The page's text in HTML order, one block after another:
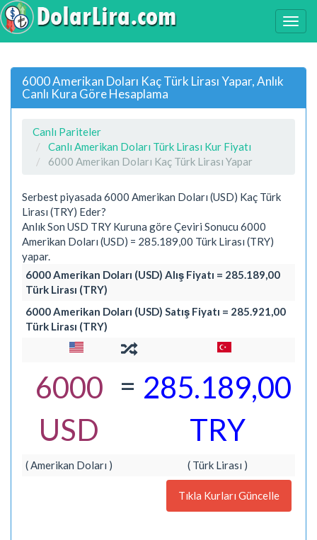
6000 Amerikan Doları Kaç Türk Lirası Yapar, Anlık
Canlı Kura Göre Hesaplama
Canlı Pariteler
Canlı Amerikan Doları Türk Lirası Kur Fiyatı
6000 Amerikan Doları Kaç Türk Lirası Yapar
Serbest piyasada 6000 Amerikan Doları (USD) Kaç Türk
Lirası (TRY) Eder?
Anlık Son USD TRY Kuruna göre Çeviri Sonucu 6000
Amerikan Doları (USD) = 285.189,00 Türk Lirası (TRY)
yapar.
6000 Amerikan Doları (USD) Alış Fiyatı = 285.189,00
Türk Lirası (TRY)
6000 Amerikan Doları (USD) Satış Fiyatı = 285.921,00
Türk Lirası (TRY)
6000
USD
= 285.189,00
TRY
( Amerikan Doları ) ( Türk Lirası )
Tıkla Kurları Güncelle